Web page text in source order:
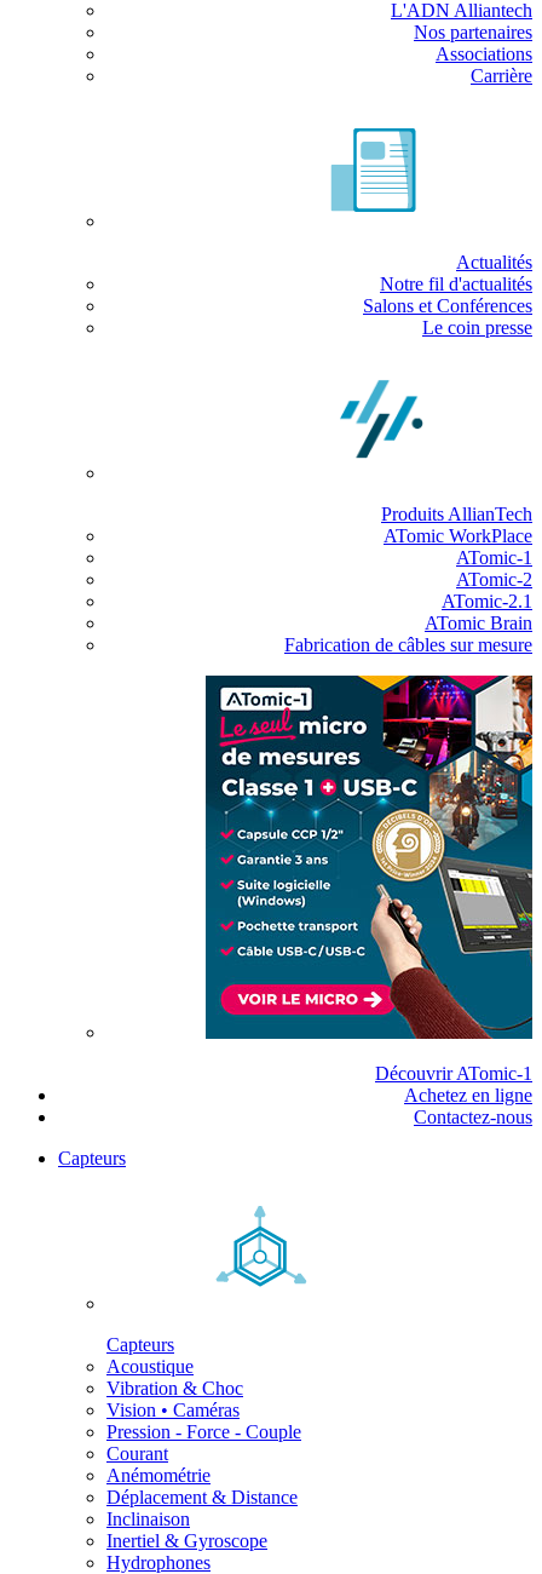
L'ADN Alliantech
Nos partenaires
Associations
Carrière
Actualités
Notre fil d'actualités
Salons et Conférences
Le coin presse
Produits AllianTech
ATomic WorkPlace
ATomic-1
ATomic-2
ATomic-2.1
ATomic Brain
Fabrication de câbles sur mesure
Découvrir ATomic-1
Achetez en ligne
Contactez-nous
Capteurs
Capteurs
Acoustique
Vibration & Choc
Vision • Caméras
Pression - Force - Couple
Courant
Anémométrie
Déplacement & Distance
Inclinaison
Inertiel & Gyroscope
Hydrophones